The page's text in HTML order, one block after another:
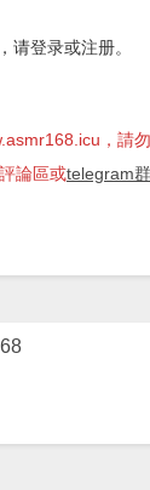
请登录或注册。
，請勿
論區或telegram群